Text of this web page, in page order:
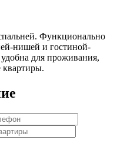
Функционально
нишей и гостиной-
для проживания,